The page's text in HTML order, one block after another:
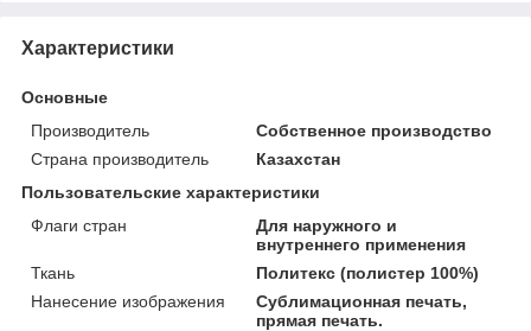
Характеристики
Основные
Производитель
Собственное производство
Страна производитель
Казахстан
Пользовательские характеристики
Флаги стран
Для наружного и
внутреннего применения
Ткань
Политекс (полистер 100%)
Нанесение изображения
Сублимационная печать,
прямая печать.